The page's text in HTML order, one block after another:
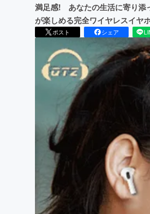
満足感! あなたの生活に寄り添
が楽しめる完全ワイヤレスイヤ
ポスト シェア